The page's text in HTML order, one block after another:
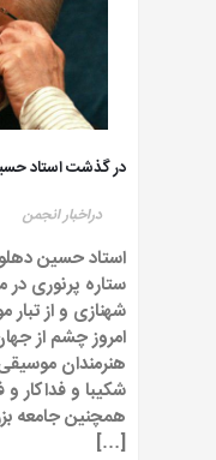
در گذشت استاد
دراخبار انجمن
استاد حسین
ستاره‌ پرنوری در
شهنازی و از تبار
امروز چشم از
هنرمندان
شکیبا و فداکار
همچنین جامعه‌
[…]